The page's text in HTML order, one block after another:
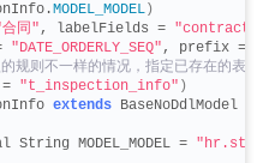
MODEL_MODEL )
同" , labelFields =
"DATE_ORDERLY_SEQ" , prefix =
则不一样的情况，指定已存在的表名
"t_inspection_info" )
extends BaseNoDdlModel
String MODEL_MODEL =